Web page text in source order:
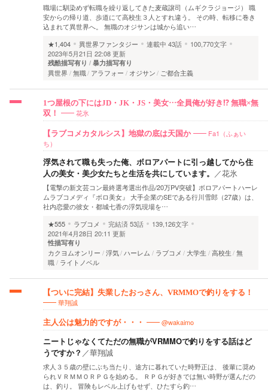
職場に馴染めず転職を繰り返してきた麦蔵譲司（ムギクラジョージ） 職
安からの帰り道、歩道にて高校生３人とすれ違う。 その時、転移に巻き
込まれて異世界へ。 無職のオジサンは城から追い…
★1,404
異世界ファンタジー 連載中 43話
100,770文字
2023年5月21日 22:08 更新
残酷描写有り 暴力描写有り
異世界 無職 アラフォー オジサン ご都合主義
1つ屋根の下にはJD・JK・JS・美女…全員俺が好き⁉ 無職×無
双！
花氷
【ラブコメカタルシス】地獄の底は天国か
Fa1（ふぁい
ち）
浮気されて職も失った俺、ボロアパートに引っ越してから住
人の美女・美少女たちと生活を共にしています。 ／花氷
【電撃の新文芸コン最終選考選出作品/20万PV突破】ボロアパートハーレ
ムラブコメディ『ボロ美女』 大手企業のSEである行川雪郎（27歳）は、
社内恋愛の彼女・都城七香の浮気現場を…
★555
ラブコメ 完結済53話
139,126文字
2021年4月28日 20:11 更新
性描写有り
カクヨムオンリー 浮気 ハーレム ラブコメ 大学生 高校生 無
職
ライトノベル
【ついに完結】失業したおっさん、VRMMOで釣りをする！
華翔誠
主人公は魅力的ですが・・・ @wakaimo
ニートじゃなくてただの無職がVRMMOで釣りをする話はど
うですか？ ／華翔誠
求人３５歳の壁にぶち当たり、途方に暮れていた時野正は、 後輩に奨め
られＶＲＭＭＯＲＰＧを始める。 ＲＰＧが好きでは無い時野が選んだの
は、釣り。 冒険もレベル上げもせず、ひたすら釣…